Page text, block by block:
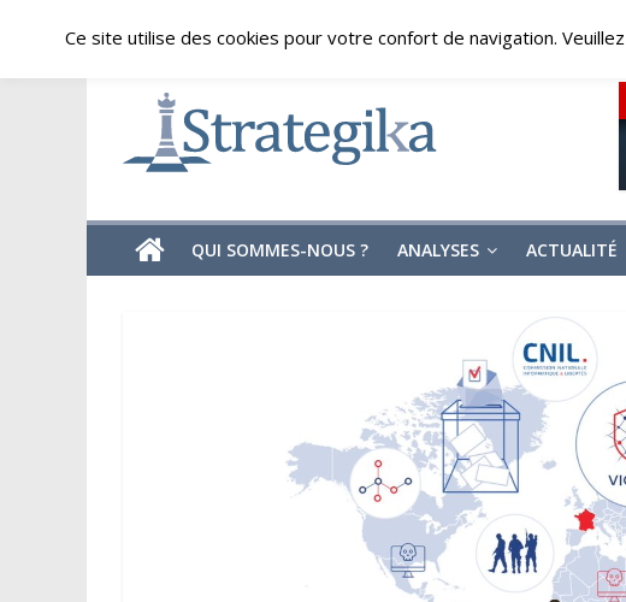
content
vendredi, août 7, 2026
Strategika
Expertise
Analyses
géostratégiques
QUI SOMMES-NOUS ? ANALYSES ACTUALITÉ
Ce site utilise des cookies pour votre confort de navigation.